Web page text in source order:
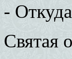
-
Святая